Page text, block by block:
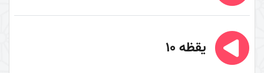
تفسیر سورۀ کوثر یقظه 10